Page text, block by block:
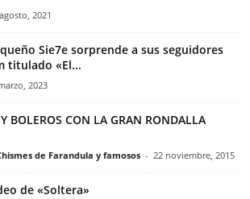
2021
Sie7e sorprende a sus seguidores
titulado «El...
2023
BOLEROS CON LA GRAN RONDALLA
de Farandula y famosos - 22 noviembre, 2015
de «Soltera»